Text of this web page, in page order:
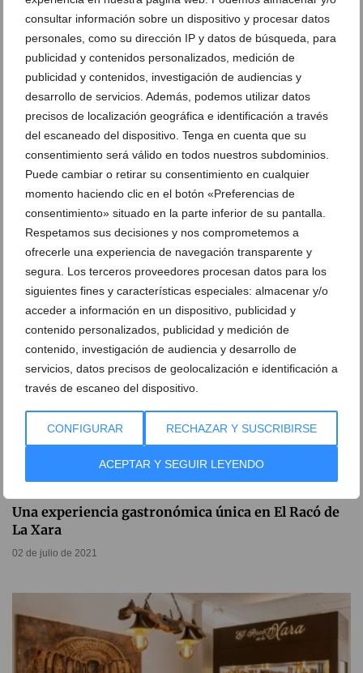
consultar información sobre un dispositivo y procesar datos
personales, como su dirección IP y datos de búsqueda, para
publicidad y contenidos personalizados, medición de
publicidad y contenidos, investigación de audiencias y
desarrollo de servicios. Además, podemos utilizar datos
precisos de localización geográfica e identificación a través
del escaneado del dispositivo. Tenga en cuenta que su
consentimiento será válido en todos nuestros subdominios.
Puede cambiar o retirar su consentimiento en cualquier
momento haciendo clic en el botón «Preferencias de
consentimiento» situado en la parte inferior de su pantalla.
Respetamos sus decisiones y nos comprometemos a
ofrecerle una experiencia de navegación transparente y
segura. Los terceros proveedores procesan datos para los
siguientes fines y características especiales: almacenar y/o
acceder a información en un dispositivo, publicidad y
contenido personalizados, publicidad y medición de
contenido, investigación de audiencia y desarrollo de
servicios, datos precisos de geolocalización e identificación a
través de escaneo del dispositivo.
CONFIGURAR RECHAZAR Y SUSCRIBIRSE
ACEPTAR Y SEGUIR LEYENDO
Reserva una experiencia gastronómica única para
este puente en Racó de la Xara
28 de octubre de 2021
Una experiencia gastronómica única en El Racó de
La Xara
02 de julio de 2021